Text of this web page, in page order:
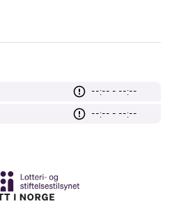
--:-- - --:--
--:-- - --:--